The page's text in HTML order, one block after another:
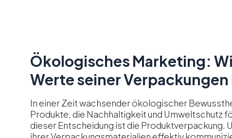
Ökologisches Marketing:
Werte seiner
In einer Zeit wachsender ökologischer
Produkte, die Nachhaltigkeit und Umweltschutz
dieser Entscheidung ist die Produktverpackung.